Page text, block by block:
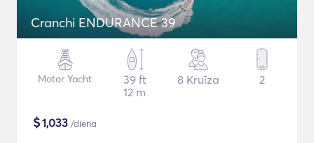
Cranchi ENDURANCE 39
Motor Yacht
39 ft
12 m
8 Kruīza 2
$1,033 /diena